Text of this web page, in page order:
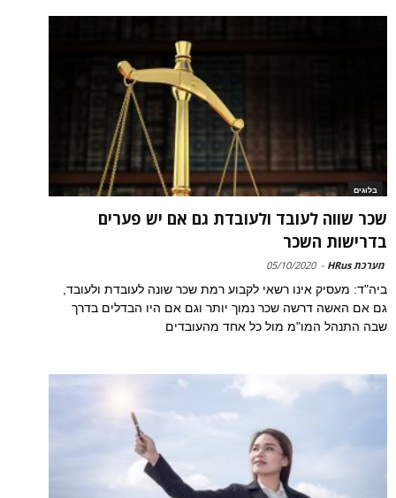
בלוגים
שכר שווה לעובד ולעובדת גם אם יש פערים
בדרישות השכר
מערכת HRus -
05/10/2020
ביה"ד: מעסיק אינו רשאי לקבוע רמת שכר שונה לעובדת ולעובד,
גם אם האשה דרשה שכר נמוך יותר וגם אם היו הבדלים בדרך
שבה התנהל המו"מ מול כל אחד מהעובדים